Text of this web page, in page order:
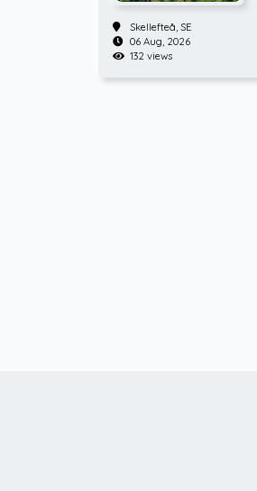
Skellefteå, SE
06 Aug, 2026
132 views